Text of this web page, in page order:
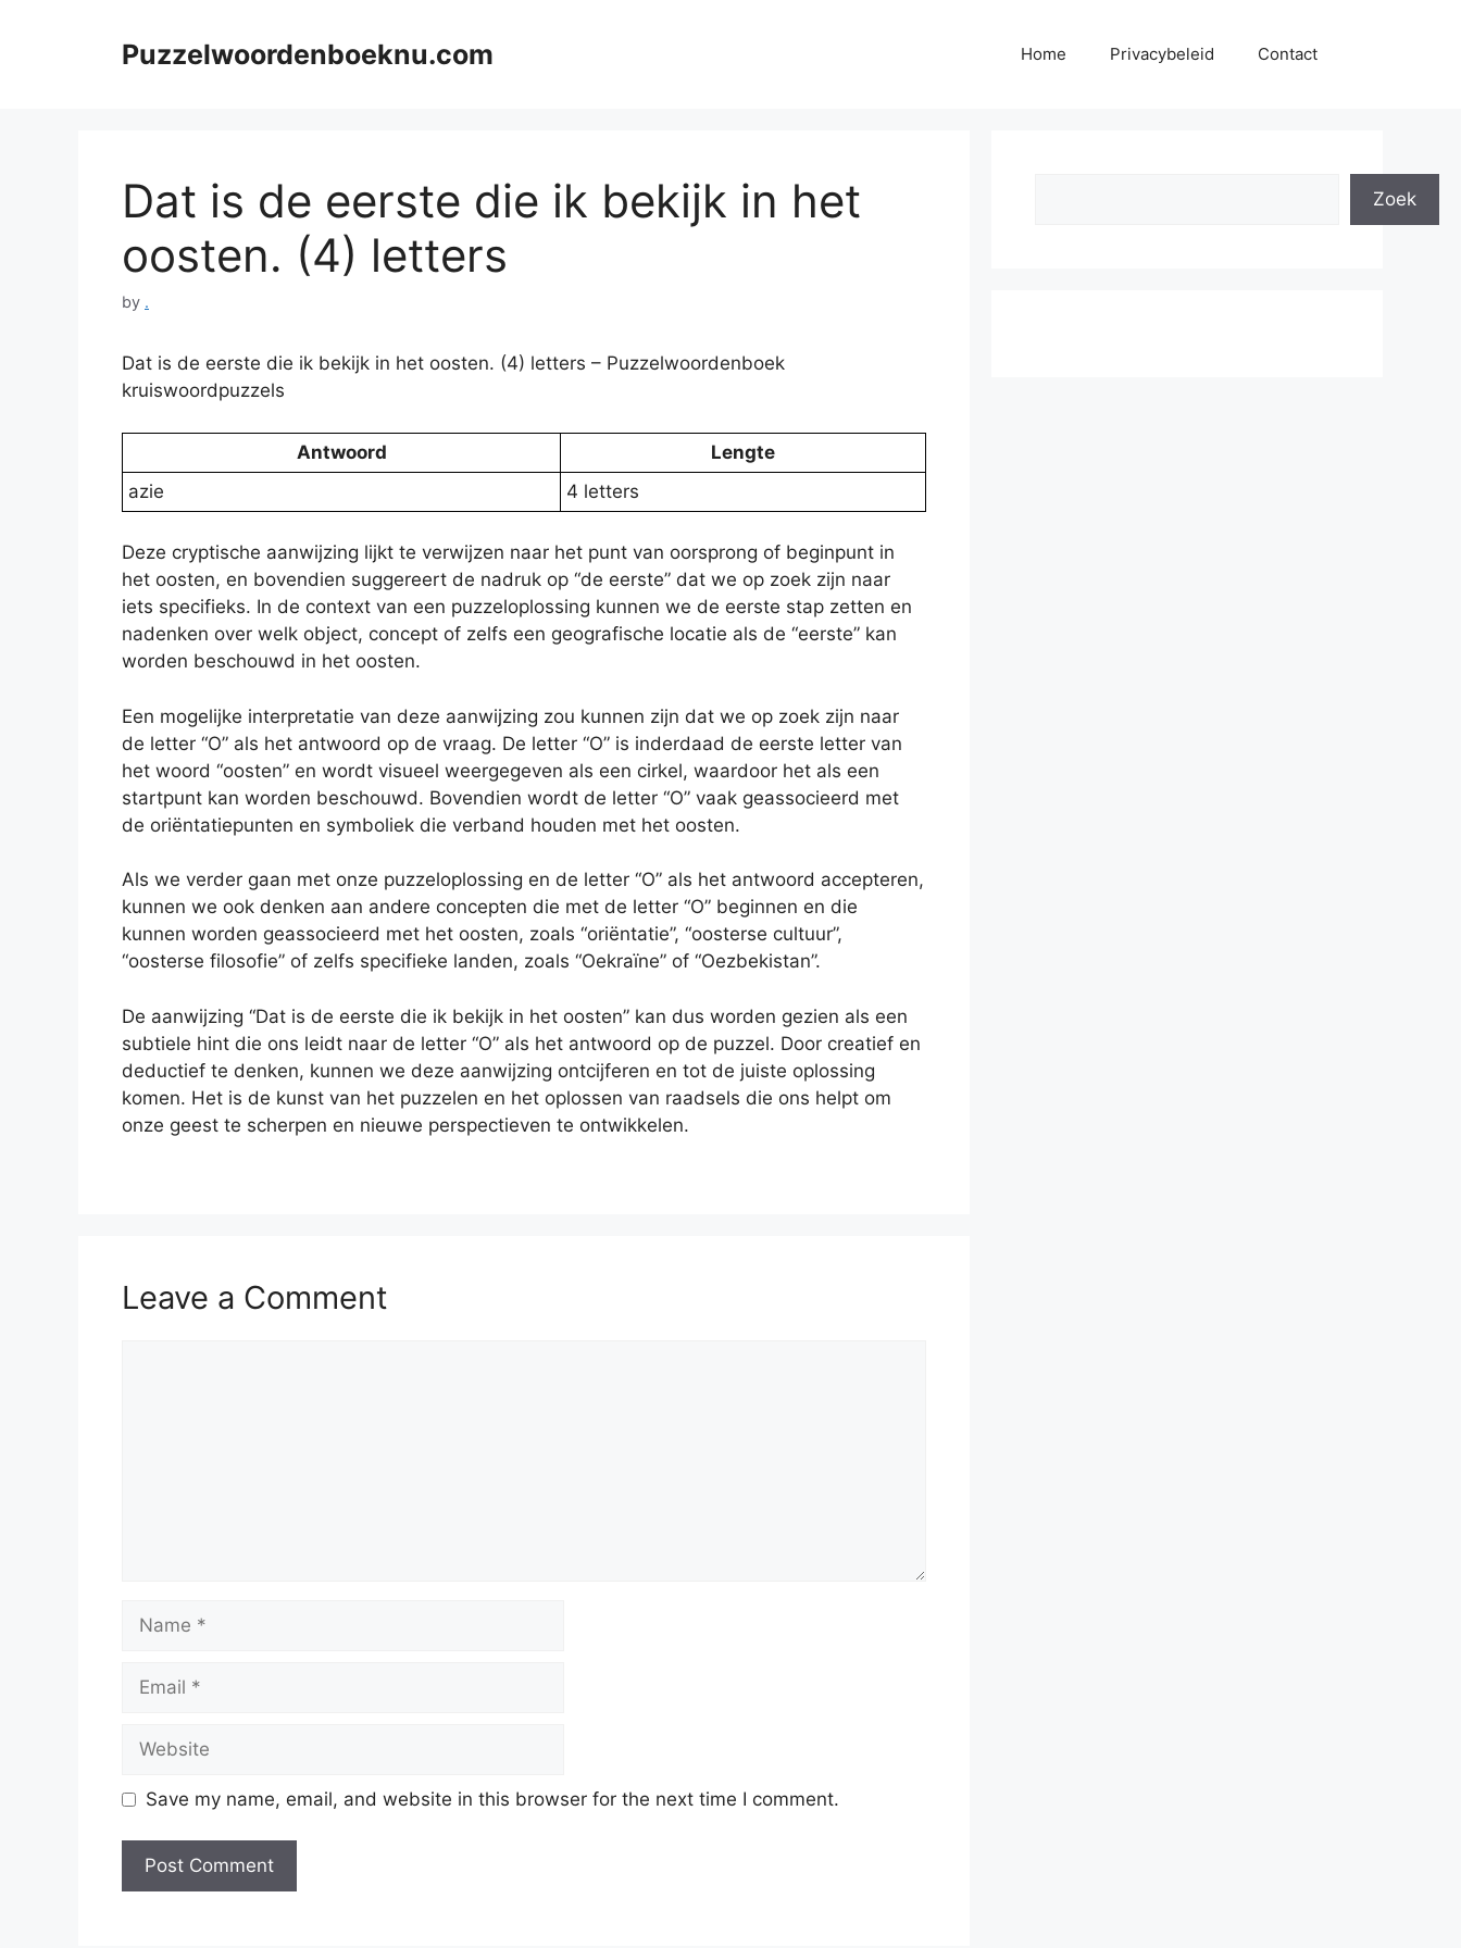
Puzzelwoordenboeknu.com Home Privacybeleid Contact
Dat is de eerste die ik bekijk in het
oosten. (4) letters
by .
Dat is de eerste die ik bekijk in het oosten. (4) letters – Puzzelwoordenboek
kruiswoordpuzzels
Antwoord
Lengte
azie
4 letters
Deze cryptische aanwijzing lijkt te verwijzen naar het punt van oorsprong of beginpunt in
het oosten, en bovendien suggereert de nadruk op “de eerste” dat we op zoek zijn naar
iets specifieks. In de context van een puzzeloplossing kunnen we de eerste stap zetten en
nadenken over welk object, concept of zelfs een geografische locatie als de “eerste” kan
worden beschouwd in het oosten.
Een mogelijke interpretatie van deze aanwijzing zou kunnen zijn dat we op zoek zijn naar
de letter “O” als het antwoord op de vraag. De letter “O” is inderdaad de eerste letter van
het woord “oosten” en wordt visueel weergegeven als een cirkel, waardoor het als een
startpunt kan worden beschouwd. Bovendien wordt de letter “O” vaak geassocieerd met
de oriëntatiepunten en symboliek die verband houden met het oosten.
Als we verder gaan met onze puzzeloplossing en de letter “O” als het antwoord accepteren,
kunnen we ook denken aan andere concepten die met de letter “O” beginnen en die
kunnen worden geassocieerd met het oosten, zoals “oriëntatie”, “oosterse cultuur”,
“oosterse filosofie” of zelfs specifieke landen, zoals “Oekraïne” of “Oezbekistan”.
De aanwijzing “Dat is de eerste die ik bekijk in het oosten” kan dus worden gezien als een
subtiele hint die ons leidt naar de letter “O” als het antwoord op de puzzel. Door creatief en
deductief te denken, kunnen we deze aanwijzing ontcijferen en tot de juiste oplossing
komen. Het is de kunst van het puzzelen en het oplossen van raadsels die ons helpt om
onze geest te scherpen en nieuwe perspectieven te ontwikkelen.
Leave a Comment
Save my name, email, and website in this browser for the next time I comment.
Zoek